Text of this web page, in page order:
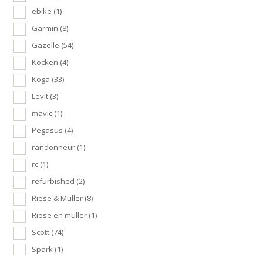
ebike (1)
Garmin (8)
Gazelle (54)
Kocken (4)
Koga (33)
Levit (3)
mavic (1)
Pegasus (4)
randonneur (1)
rc (1)
refurbished (2)
Riese & Muller (8)
Riese en muller (1)
Scott (74)
Spark (1)